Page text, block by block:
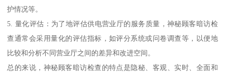
护情况等。
5. 量化评估：为了地评估供电营业厅的服务质量，神秘顾客暗访检
查通常会采用量化的评估指标，如评分系统或问卷调查等，以便地
比较和分析不同营业厅之间的差异和改进空间。
总的来说，神秘顾客暗访检查的特点是隐秘、客观、实时、全面和